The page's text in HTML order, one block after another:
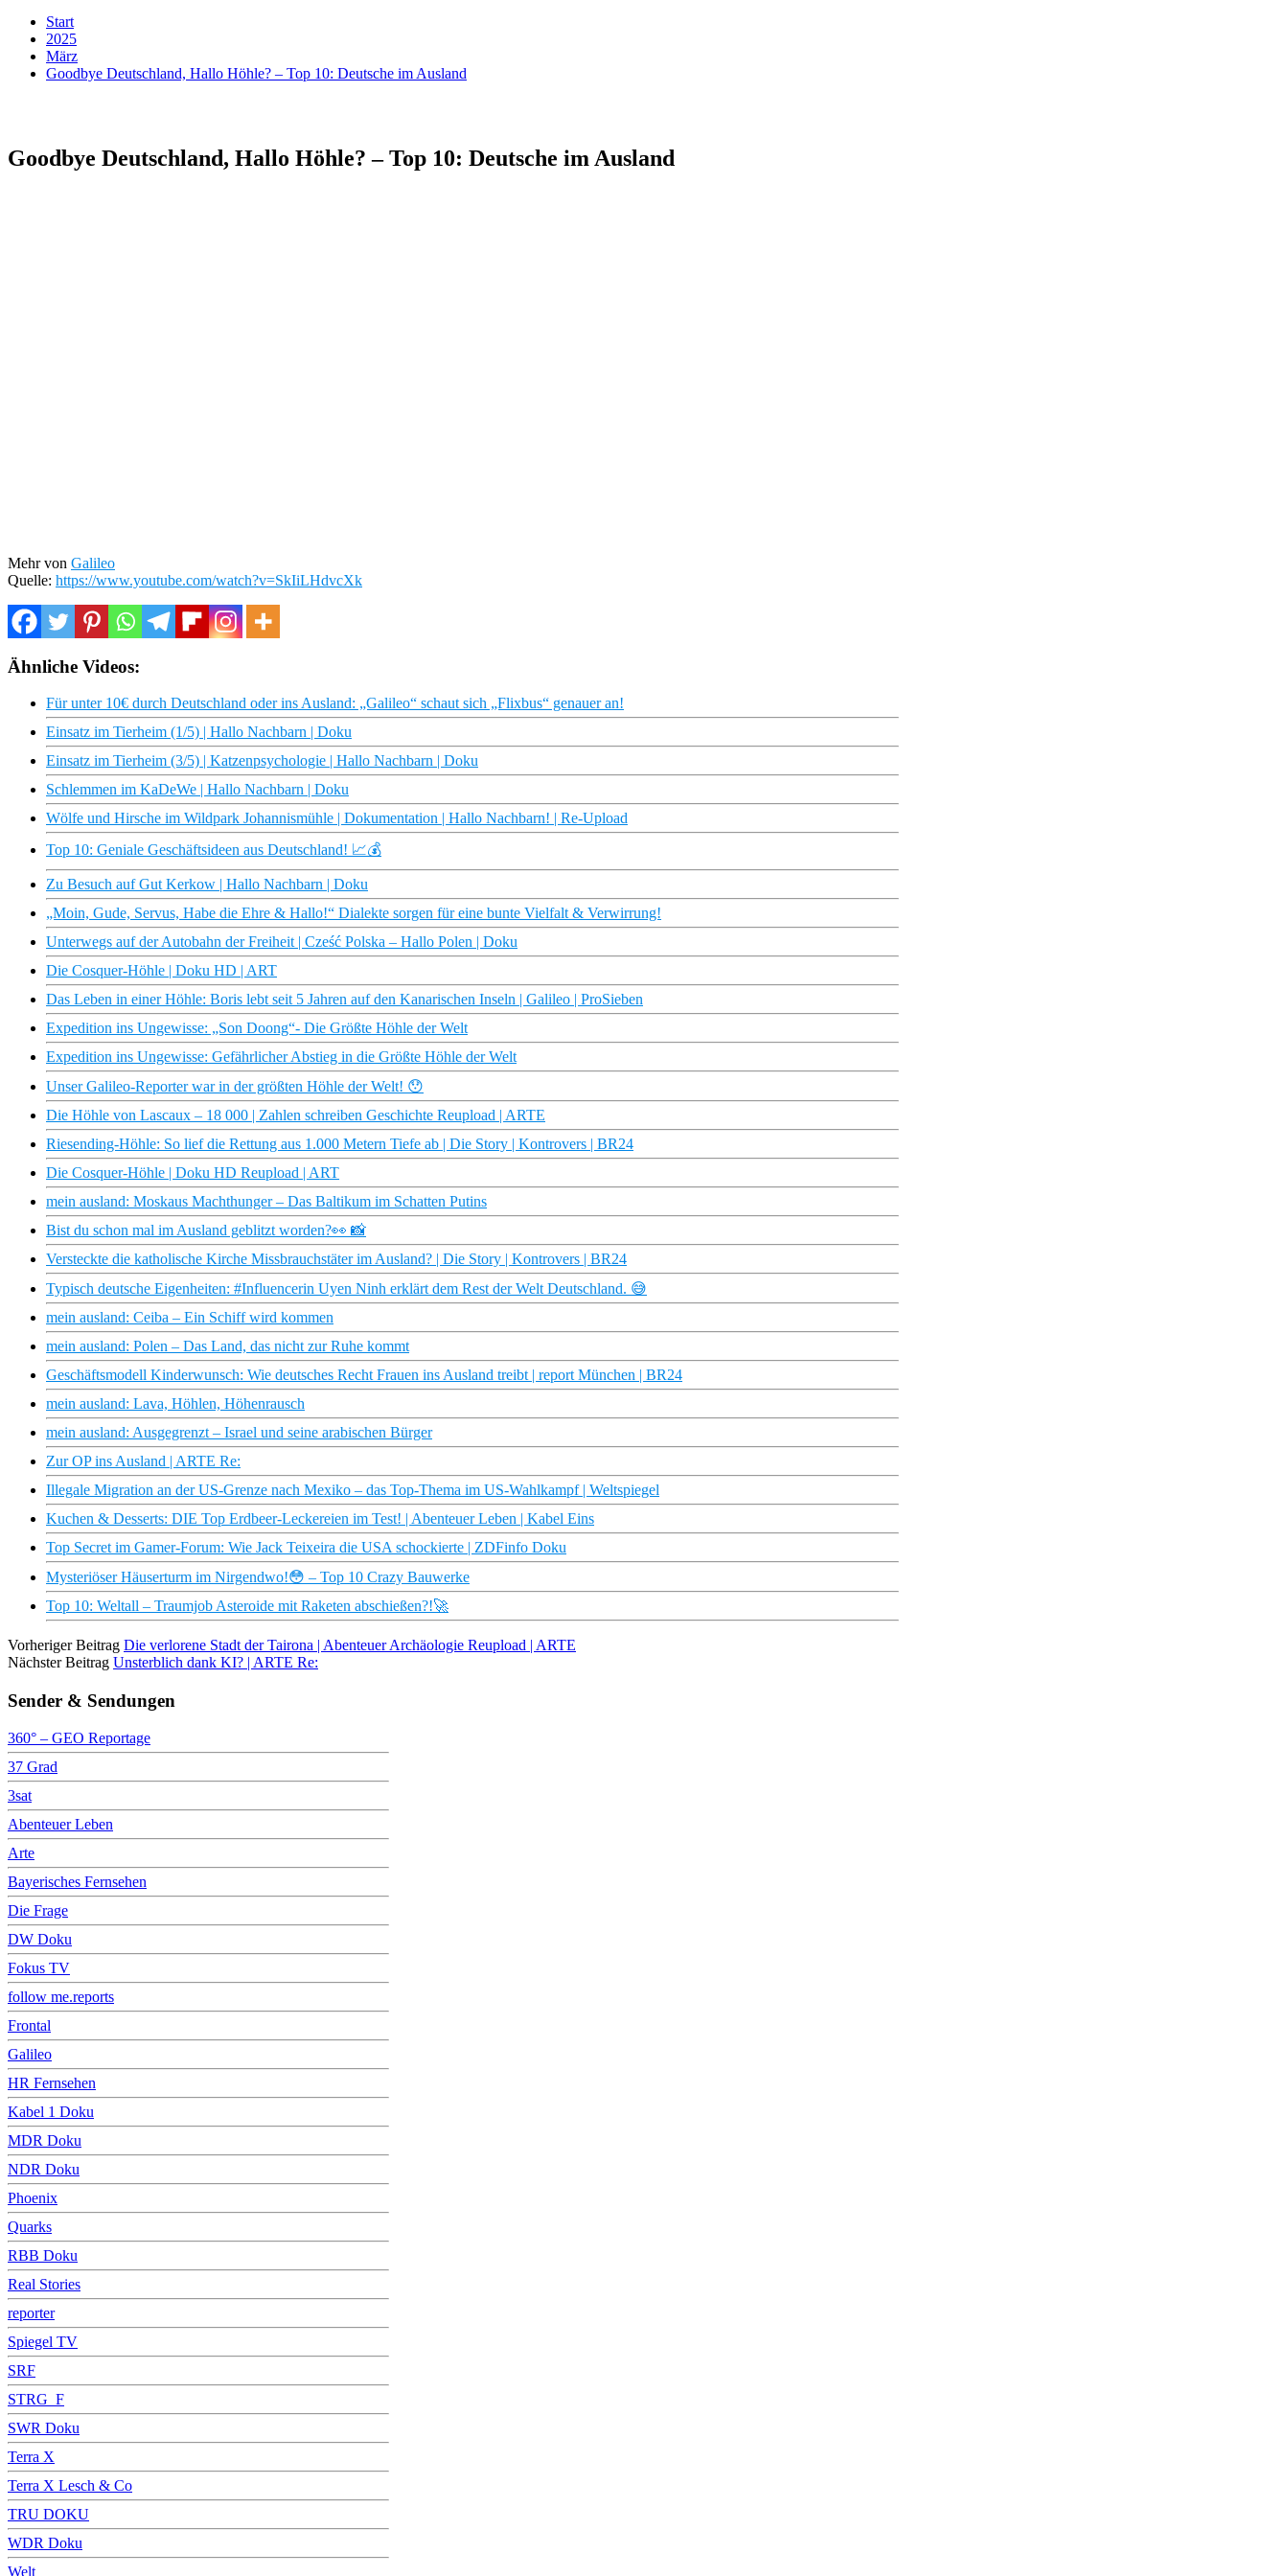
Start
2025
März
Goodbye Deutschland, Hallo Höhle? – Top 10: Deutsche im Ausland
Goodbye Deutschland, Hallo Höhle? – Top 10: Deutsche im Ausland
Mehr von Galileo
Quelle: https://www.youtube.com/watch?v=SkIiLHdvcXk
Ähnliche Videos:
Für unter 10€ durch Deutschland oder ins Ausland: „Galileo“ schaut sich „Flixbus“ genauer an!
Einsatz im Tierheim (1/5) | Hallo Nachbarn | Doku
Einsatz im Tierheim (3/5) | Katzenpsychologie | Hallo Nachbarn | Doku
Schlemmen im KaDeWe | Hallo Nachbarn | Doku
Wölfe und Hirsche im Wildpark Johannismühle | Dokumentation | Hallo Nachbarn! | Re-Upload
Top 10: Geniale Geschäftsideen aus Deutschland! 📈💰
Zu Besuch auf Gut Kerkow | Hallo Nachbarn | Doku
„Moin, Gude, Servus, Habe die Ehre & Hallo!“ Dialekte sorgen für eine bunte Vielfalt & Verwirrung!
Unterwegs auf der Autobahn der Freiheit | Cześć Polska – Hallo Polen | Doku
Die Cosquer-Höhle | Doku HD | ART
Das Leben in einer Höhle: Boris lebt seit 5 Jahren auf den Kanarischen Inseln | Galileo | ProSieben
Expedition ins Ungewisse: „Son Doong“- Die Größte Höhle der Welt
Expedition ins Ungewisse: Gefährlicher Abstieg in die Größte Höhle der Welt
Unser Galileo-Reporter war in der größten Höhle der Welt! 😯
Die Höhle von Lascaux – 18 000 | Zahlen schreiben Geschichte Reupload | ARTE
Riesending-Höhle: So lief die Rettung aus 1.000 Metern Tiefe ab | Die Story | Kontrovers | BR24
Die Cosquer-Höhle | Doku HD Reupload | ART
mein ausland: Moskaus Machthunger – Das Baltikum im Schatten Putins
Bist du schon mal im Ausland geblitzt worden?👀 📸
Versteckte die katholische Kirche Missbrauchstäter im Ausland? | Die Story | Kontrovers | BR24
Typisch deutsche Eigenheiten: #Influencerin Uyen Ninh erklärt dem Rest der Welt Deutschland. 😅
mein ausland: Ceiba – Ein Schiff wird kommen
mein ausland: Polen – Das Land, das nicht zur Ruhe kommt
Geschäftsmodell Kinderwunsch: Wie deutsches Recht Frauen ins Ausland treibt | report München | BR24
mein ausland: Lava, Höhlen, Höhenrausch
mein ausland: Ausgegrenzt – Israel und seine arabischen Bürger
Zur OP ins Ausland | ARTE Re:
Illegale Migration an der US-Grenze nach Mexiko – das Top-Thema im US-Wahlkampf | Weltspiegel
Kuchen & Desserts: DIE Top Erdbeer-Leckereien im Test! | Abenteuer Leben | Kabel Eins
Top Secret im Gamer-Forum: Wie Jack Teixeira die USA schockierte | ZDFinfo Doku
Mysteriöser Häuserturm im Nirgendwo!😳 – Top 10 Crazy Bauwerke
Top 10: Weltall – Traumjob Asteroide mit Raketen abschießen?!🚀
Vorheriger Beitrag Die verlorene Stadt der Tairona | Abenteuer Archäologie Reupload | ARTE
Nächster Beitrag Unsterblich dank KI? | ARTE Re:
Sender & Sendungen
360° – GEO Reportage
37 Grad
3sat
Abenteuer Leben
Arte
Bayerisches Fernsehen
Die Frage
DW Doku
Fokus TV
follow me.reports
Frontal
Galileo
HR Fernsehen
Kabel 1 Doku
MDR Doku
NDR Doku
Phoenix
Quarks
RBB Doku
Real Stories
reporter
Spiegel TV
SRF
STRG_F
SWR Doku
Terra X
Terra X Lesch & Co
TRU DOKU
WDR Doku
Welt